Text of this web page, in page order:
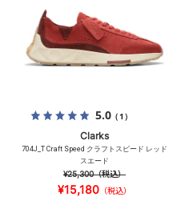
5.0（1）
Clarks
704J_T Craft Speed クラフトスピード レッド
スエード
¥25,300（税込）
¥15,180 （税込）